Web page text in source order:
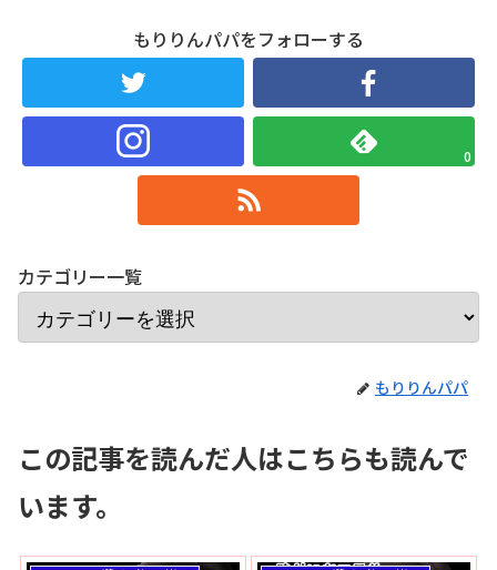
もりりんパパをフォローする
0
カテゴリー一覧
もりりんパパ
この記事を読んだ人はこちらも読んで
います。